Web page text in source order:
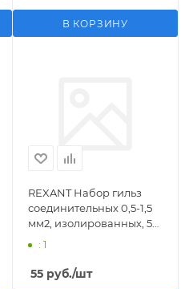
В КОРЗИНУ
REXANT Набор гильз
соединительных 0,5-1,5
мм2, изолированных, 5
: 1
55 руб./шт